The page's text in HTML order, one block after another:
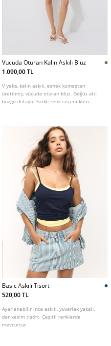
Vucuda Oturan Kalın Askılı Bluz
1.090,00 TL
V yaka, kalın askılı, esnek kumaştan
üretilmiş, vücuda oturan bluz. Göğüs altı
büzgü detaylı. Farklı renk seçenekleri
Basic Askılı Tisort
520,00 TL
Ayarlanabilir ince askılı, yuvarlak yakalı,
dar kesim tişört. Çeşitli renklerde
mevcuttur.